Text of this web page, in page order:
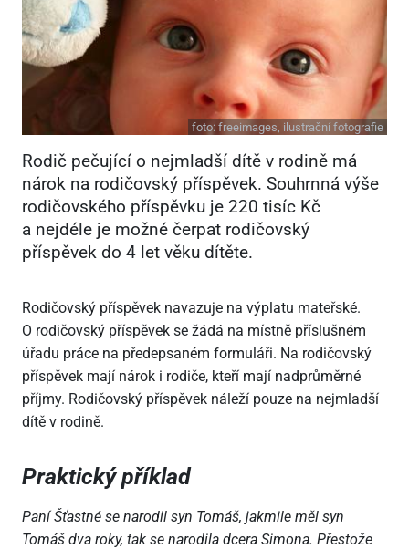
foto: freeimages, ilustrační fotografie
Rodič pečující o nejmladší dítě v rodině má
nárok na rodičovský příspěvek. Souhrnná výše
rodičovského příspěvku je 220 tisíc Kč
a nejdéle je možné čerpat rodičovský
příspěvek do 4 let věku dítěte.
Rodičovský příspěvek navazuje na výplatu mateřské.
O rodičovský příspěvek se žádá na místně příslušném
úřadu práce na předepsaném formuláři. Na rodičovský
příspěvek mají nárok i rodiče, kteří mají nadprůměrné
příjmy. Rodičovský příspěvek náleží pouze na nejmladší
dítě v rodině.
Praktický příklad
Paní Šťastné se narodil syn Tomáš, jakmile měl syn
Tomáš dva roky, tak se narodila dcera Simona. Přestože